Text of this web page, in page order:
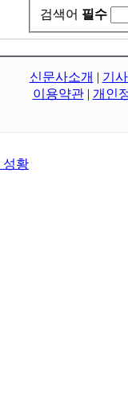
성황
검색어 필수
신문사소개 | 기
이용약관| 개인